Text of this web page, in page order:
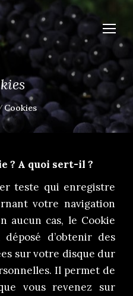
ici :
Cookies
? A quoi sert-il ?
teste qui enregistre
votre navigation
aucun cas, le Cookie
d’obtenir des
sur votre disque dur
Il permet de
vous revenez sur